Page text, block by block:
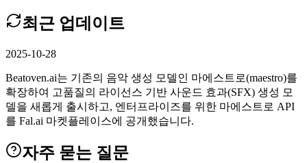
최근 업데이트
2025-10-28
Beatoven.ai는 기존의 음악 생성 모델인 마에스트로(maestro)를
확장하여 고품질의 라이선스 기반 사운드 효과(SFX) 생성 모
델을 새롭게 출시하고, 엔터프라이즈를 위한 마에스트로 API
를 Fal.ai 마켓플레이스에 공개했습니다.
자주 묻는 질문